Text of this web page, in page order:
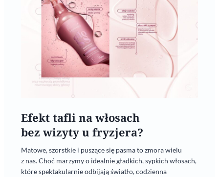
Efekt tafli na włosach
bez wizyty u fryzjera?
Matowe, szorstkie i puszące się pasma to zmora wielu
z nas. Choć marzymy o idealnie gładkich, sypkich włosach,
które spektakularnie odbijają światło, codzienna